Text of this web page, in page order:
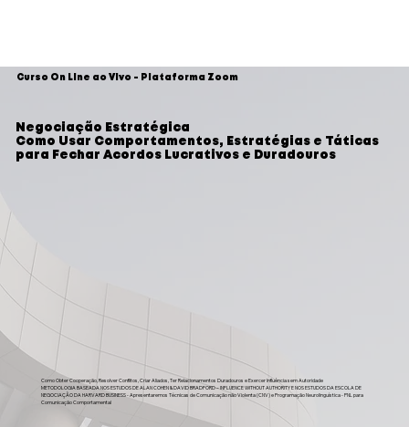
Curso On Line ao Vivo - Plataforma Zoom
Negociação Estratégica
Como Usar Comportamentos, Estratégias e Táticas
para Fechar Acordos Lucrativos e Duradouros
Como Obter Cooperação, Resolver Conflitos, Criar Aliados, Ter Relacionamentos Duradouros e Exercer Influência sem Autoridade​
METODOLOGIA BASEADA NOS ESTUDOS DE ALAN COHEN & DAVID BRADFORD – INFLUENCE WITHOUT AUTHORITY E NOS ESTUDOS DA ESCOLA DE
NEGOCIAÇÃO DA HARVARD BUSINESS - Apresentaremos Técnicas de Comunicação não Violenta (CNV) e Programação Neurolinguística - PNL para
Comunicação Comportamental